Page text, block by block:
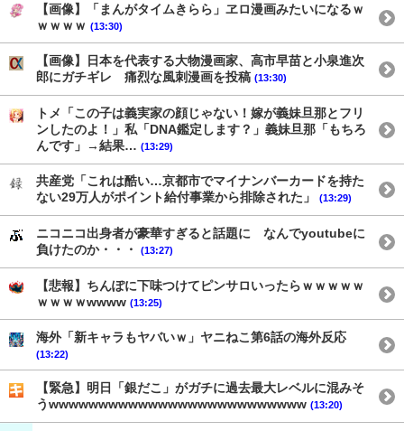
【画像】「まんがタイムきらら」ヱロ漫画みたいになるｗ
ｗｗｗｗ (13:30)
【画像】日本を代表する大物漫画家、高市早苗と小泉進次
郎にガチギレ 痛烈な風刺漫画を投稿 (13:30)
トメ「この子は義実家の顔じゃない！嫁が義妹旦那とフリ
ンしたのよ！」私「DNA鑑定します？」義妹旦那「もちろ
んです」→結果… (13:29)
共産党「これは酷い…京都市でマイナンバーカードを持た
ない29万人がポイント給付事業から排除された」
(13:29)
ニコニコ出身者が豪華すぎると話題に なんでyoutubeに
負けたのか・・・
(13:27)
【悲報】ちんぽに下味つけてピンサロいったらｗｗｗｗｗ
ｗｗｗｗwwww (13:25)
海外「新キャラもヤバいｗ」ヤニねこ第6話の海外反応
(13:22)
【緊急】明日「銀だこ」がガチに過去最大レベルに混みそ
うwwwwwwwwwwwwwwwwwwwwwwwwww (13:20)